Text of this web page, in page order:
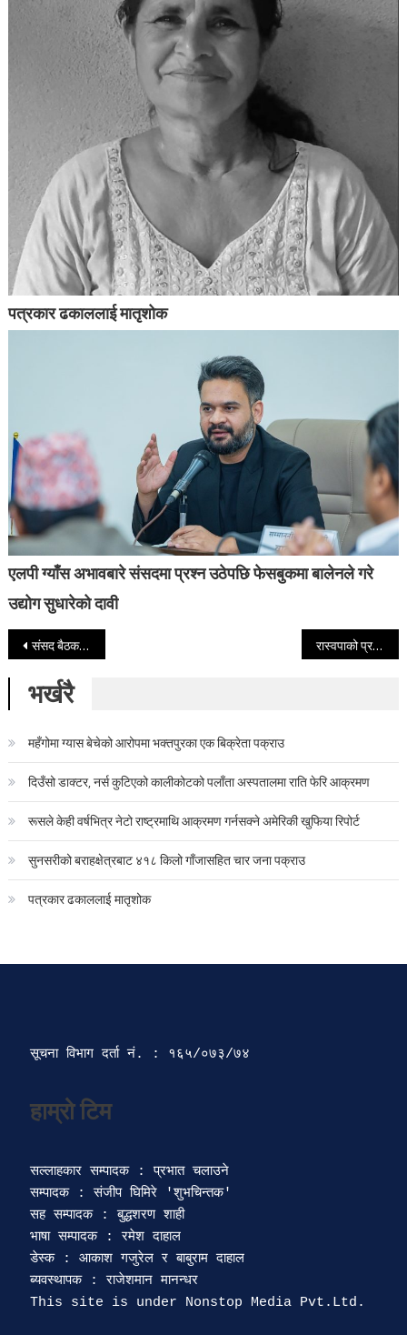
पत्रकार ढकाललाई मातृशोक
एलपी ग्याँस अभावबारे संसदमा प्रश्न उठेपछि फेसबुकमा बालेनले गरे
उद्योग सुधारेको दावी
Post navigation
संसद बैठकमा हर्कले उठाए विटौरीदेखि रौतहट र माइतीघरसम्मका मुद्दा रास्वपाको प्रदेश सभापतिमा तीन सांसद पराजित
भर्खरै
महँगोमा ग्यास बेचेको आरोपमा भक्तपुरका एक बिक्रेता पक्राउ
दिउँसो डाक्टर, नर्स कुटिएको कालीकोटको पलाँता अस्पतालमा राति फेरि आक्रमण
रूसले केही वर्षभित्र नेटो राष्ट्रमाथि आक्रमण गर्नसक्ने अमेरिकी खुफिया रिपोर्ट
सुनसरीको बराहक्षेत्रबाट ४१८ किलो गाँजासहित चार जना पक्राउ
पत्रकार ढकाललाई मातृशोक
सूचना विभाग दर्ता‍ नं. : १६५/०७३/७४
हाम्रो टिम
सल्लाहकार सम्पादक : प्रभात चलाउने
सम्पादक : संजीप घिमिरे 'शुभचिन्तक'
सह सम्पादक : बुद्धशरण शाही
भाषा सम्पादक : रमेश दाहाल
डेस्क : आकाश गजुरेल र बाबुराम दाहाल
ब्यवस्थापक : राजेशमान मानन्धर